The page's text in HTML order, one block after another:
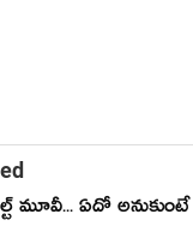
మూవీ... ఏదో అనుకుంటే